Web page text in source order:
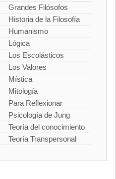
Grandes Filósofos
Historia de la Filosofía
Humanismo
Lógica
Los Escolásticos
Los Valores
Mística
Mitología
Para Reflexionar
Psicología de Jung
Teoría del conocimiento
Teoría Transpersonal